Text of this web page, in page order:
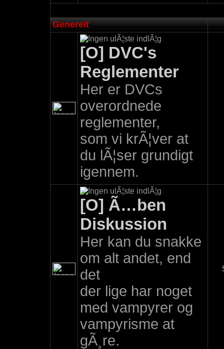
Generelt
[O] DVC's
Reglementer
Her er DVCs
overordnede
reglementer,
som vi krÃ¦ver at
du lÃ¦ser grundigt
igennem.
[O] Ã…ben
Diskussion
Her kan du snakke
om alt andet, end
det
der lige har noget
med vampyrer og
vampyrisme at
gÃ¸re.